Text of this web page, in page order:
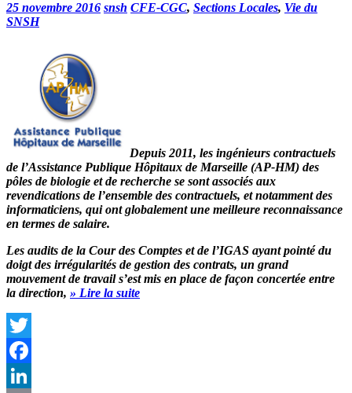
25 novembre 2016 snsh CFE-CGC, Sections Locales, Vie du
SNSH
Depuis 2011, les ingénieurs contractuels
de l’Assistance Publique Hôpitaux de Marseille (AP-HM) des
pôles de biologie et de recherche se sont associés aux
revendications de l’ensemble des contractuels, et notamment des
informaticiens, qui ont globalement une meilleure reconnaissance
en termes de salaire.
Les audits de la Cour des Comptes et de l’IGAS ayant pointé du
doigt des irrégularités de gestion des contrats, un grand
mouvement de travail s’est mis en place de façon concertée entre
la direction, » Lire la suite
Twitter
Facebook